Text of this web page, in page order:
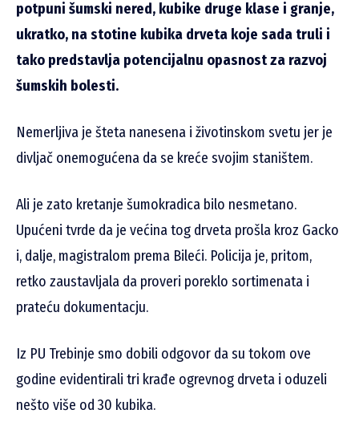
potpuni šumski nered, kubike druge klase i granje,
ukratko, na stotine kubika drveta koje sada truli i
tako predstavlja potencijalnu opasnost za razvoj
šumskih bolesti.
Nemerljiva je šteta nanesena i životinskom svetu jer je
divljač onemogućena da se kreće svojim staništem.
Ali je zato kretanje šumokradica bilo nesmetano.
Upućeni tvrde da je većina tog drveta prošla kroz Gacko
i, dalje, magistralom prema Bileći. Policija je, pritom,
retko zaustavljala da proveri poreklo sortimenata i
prateću dokumentacju.
Iz PU Trebinje smo dobili odgovor da su tokom ove
godine evidentirali tri krađe ogrevnog drveta i oduzeli
nešto više od 30 kubika.